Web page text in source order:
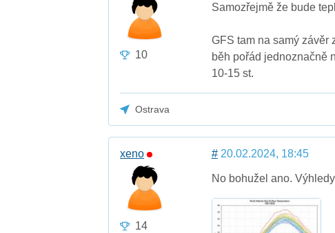
10
Samozřejmě že bude
GFS tam na samý závěr
běh pořád jednoznačně
10-15 st.
Ostrava
xeno
14
#20.02.2024, 18:45
No bohužel ano.